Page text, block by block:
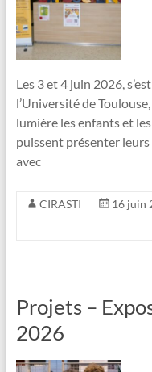
Les 3 et 4 juin 2026,
l’Université de
lumière les enfants et
puissent présenter
avec
CIRASTI 16 juin
Projets –
2026